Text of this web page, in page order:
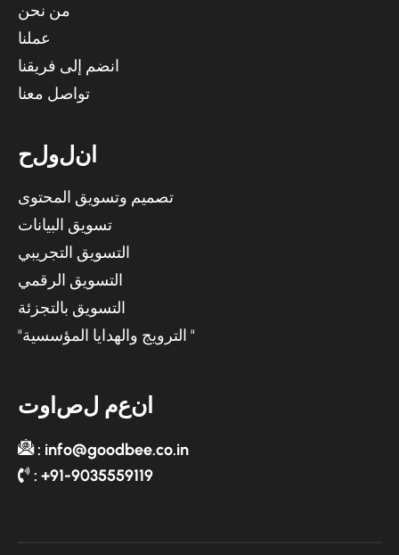
من نحن
عملنا
انضم إلى فريقنا
تواصل معنا
حلولن
تصميم وتسويق المحتوى
تسويق البيانات
التسويق التجريبي
التسويق الرقمي
التسويق بالتجزئة
"الترويج والهدايا المؤسسية "
تو صل معن
: info@goodbee.co.in
: +91-9035559119